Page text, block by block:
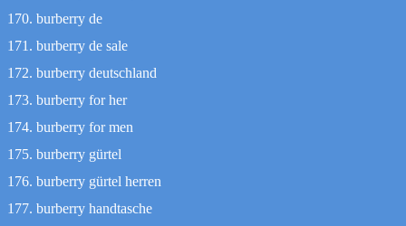
burberry de
burberry de sale
burberry deutschland
burberry for her
burberry for men
burberry gürtel
burberry gürtel herren
burberry handtasche